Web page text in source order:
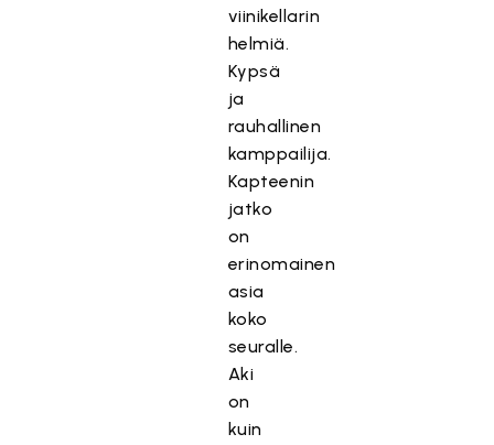
viinikellarin
helmiä.
Kypsä
ja
rauhallinen
kamppailija.
Kapteenin
jatko
on
erinomainen
asia
koko
seuralle.
Aki
on
kuin